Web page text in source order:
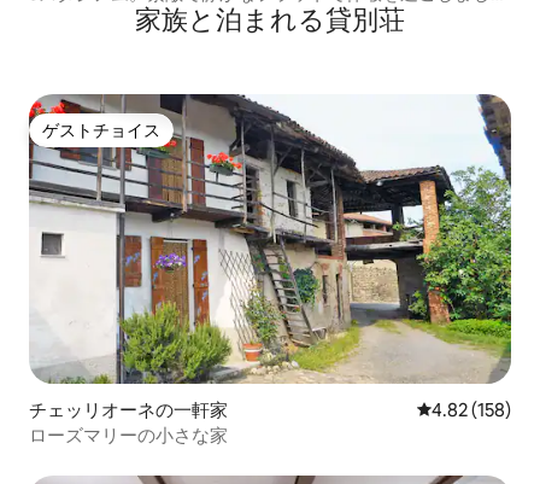
家族と泊まれる貸別荘
ゲストチョイス
ゲストチョイス
チェッリオーネの一軒家 レビュー158
4.82 (158)
ローズマリーの小さな家